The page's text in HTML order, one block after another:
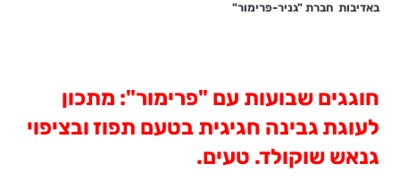
באדיבות חברת "גניר-פרימור"
חוגגים שבועות עם "פרימור": מתכון
לעוגת גבינה חגיגית בטעם תפוז ובציפוי
גנאש שוקולד. טעים.